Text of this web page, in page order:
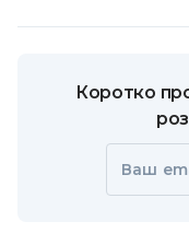
Коротко
Ваш